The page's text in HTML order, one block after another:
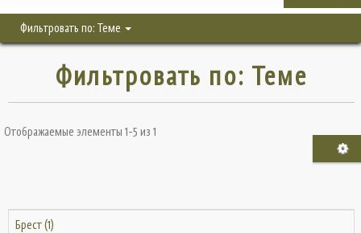
Фильтровать по: Теме
Фильтровать по: Теме
Отображаемые элементы 1-5 из 1
Брест (1)